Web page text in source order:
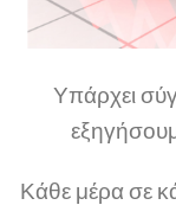
Υπάρχει
Κάθε μέρα σε